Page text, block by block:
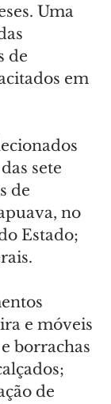
Uma
de
em
sete
de
no
Estado;
e móveis
borrachas
de